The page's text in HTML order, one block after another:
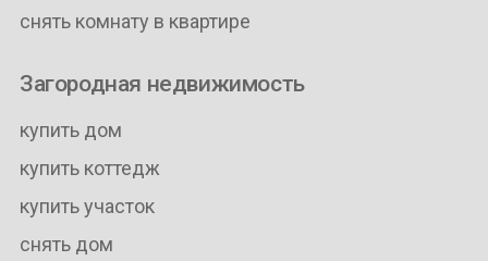
снять комнату в квартире
Загородная недвижимость
купить дом
купить коттедж
купить участок
снять дом